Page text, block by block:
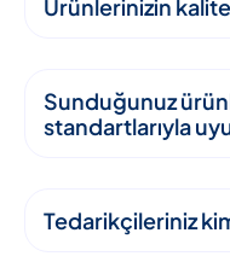
Ürünlerinizin
Sunduğunuz
standartlarıyla
Tedarikçileriniz